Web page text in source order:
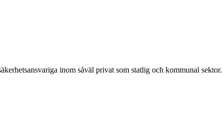
inom såväl privat som statlig och kommunal sektor.